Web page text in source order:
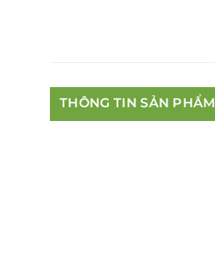
THÔNG TIN SẢN PHẨM